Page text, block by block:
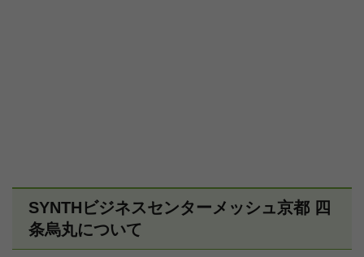
SYNTHビジネスセンターメッシュ京都 四
条烏丸について